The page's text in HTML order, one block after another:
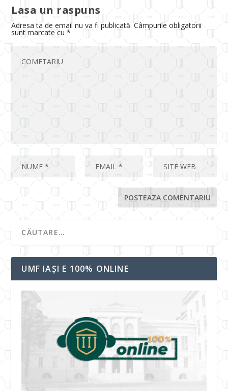
Lasa un raspuns
Adresa ta de email nu va fi publicată. Câmpurile obligatorii
sunt marcate cu*
UMF IAȘI E 100% ONLINE